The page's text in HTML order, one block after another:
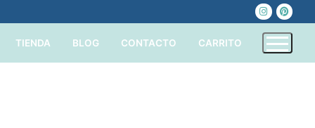
TIENDA BLOG CONTACTO CARRITO